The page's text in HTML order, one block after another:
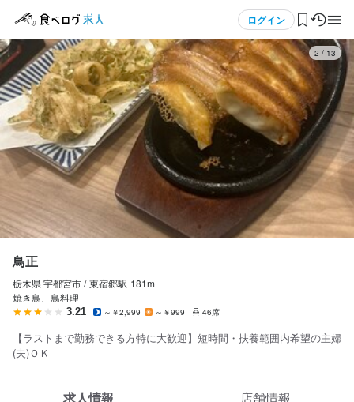
ログイン
ログイン・無料会員登録
食べログ求人TOP
求人検索
マイページ管理
気になる求人
検索履歴・保存した条件
応募履歴
WEB履歴書
3 / 13
鳥正
栃木県 宇都宮市 / 東宿郷駅 181m
焼き鳥、鳥料理
3.21 ～￥2,999 ～￥999 46席
【ラストまで勤務できる方特に大歓迎】短時間・扶養範囲内希望の主婦
(夫)ＯＫ
求人情報 店舗情報
アルバイト・パート 鳥正
ホールスタッフ・サービススタッフ
ホールスタッフ・サービススタッフ
時給1,100円〜
交通費支給 扶養内勤務OK
給与補足
■交通費詳細
・交通費支給有無……	あり
・規定……	規定支給
・宇都宮駅の他、東宿郷駅・東武宇都宮駅・駅東公園前駅
・峰駅・陽東3丁目駅・宇都宮大学陽東キャンパス駅・岡本駅・雀
応募画面へ進む